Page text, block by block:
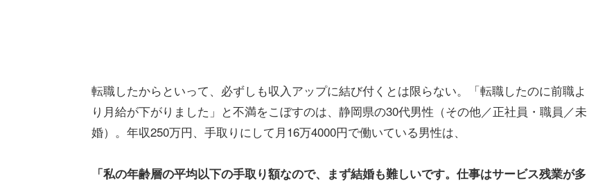
転職したからといって、必ずしも収入アップに結び付くとは限らない。「転職したのに前職よ
り月給が下がりました」と不満をこぼすのは、静岡県の30代男性（その他／正社員・職員／未
婚）。年収250万円、手取りにして月16万4000円で働いている男性は、
「私の年齢層の平均以下の手取り額なので、まず結婚も難しいです。仕事はサービス残業が多